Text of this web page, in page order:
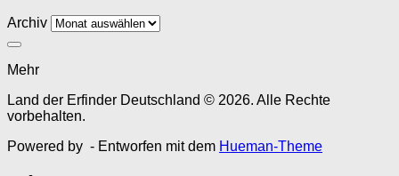
Archiv
Mehr
Land der Erfinder Deutschland © 2026. Alle Rechte
vorbehalten.
Powered by - Entworfen mit dem Hueman-Theme